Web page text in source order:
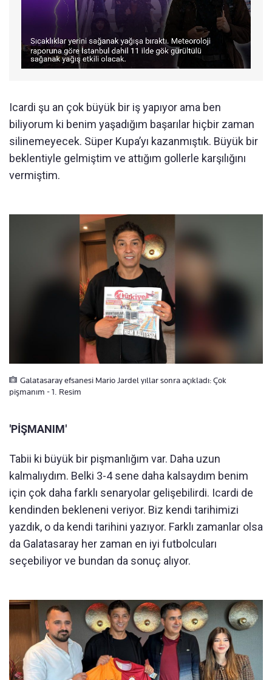
Icardi şu an çok büyük bir iş yapıyor ama ben
biliyorum ki benim yaşadığım başarılar hiçbir zaman
silinemeyecek. Süper Kupa’yı kazanmıştık. Büyük bir
beklentiyle gelmiştim ve attığım gollerle karşılığını
vermiştim.
Galatasaray efsanesi Mario Jardel yıllar sonra açıkladı: Çok
pişmanım - 1. Resim
'PİŞMANIM'
Tabii ki büyük bir pişmanlığım var. Daha uzun
kalmalıydım. Belki 3-4 sene daha kalsaydım benim
için çok daha farklı senaryolar gelişebilirdi. Icardi de
kendinden bekleneni veriyor. Biz kendi tarihimizi
yazdık, o da kendi tarihini yazıyor. Farklı zamanlar olsa
da Galatasaray her zaman en iyi futbolcuları
seçebiliyor ve bundan da sonuç alıyor.